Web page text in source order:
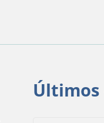
Últimos